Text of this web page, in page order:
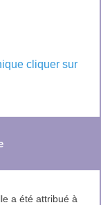
cliquer sur
a été attribué à